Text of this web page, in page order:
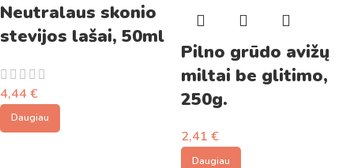
Neutralaus skonio
stevijos lašai, 50ml
4,44€
Daugiau
Pilno grūdo avižų
miltai be glitimo,
250g.
2,41 €
Daugiau